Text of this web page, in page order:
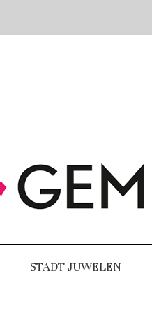
STADT JUWELEN